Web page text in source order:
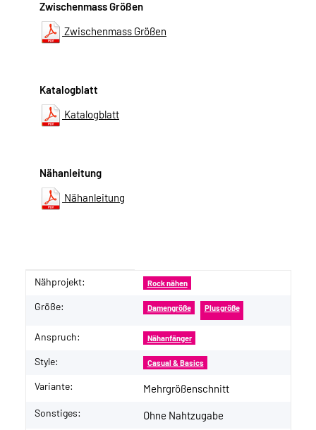
Zwischenmass Größen
Zwischenmass Größen
Katalogblatt
Katalogblatt
Nähanleitung
Nähanleitung
Produkteigenschaft
Wert
Nähprojekt: Rock nähen
Größe: Damengröße Plusgröße
Anspruch: Nähanfänger
Style: Casual & Basics
Variante: Mehrgrößenschnitt
Sonstiges: Ohne Nahtzugabe